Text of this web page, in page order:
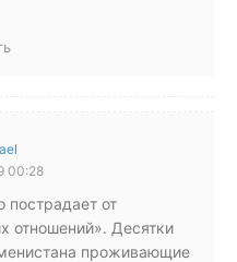
00:28
пострадает от
отношений». Десятки
проживающие